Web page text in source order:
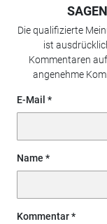
Die qualifizierte
ist
Kommentaren
angenehme
E-Mail
Name
Kommentar